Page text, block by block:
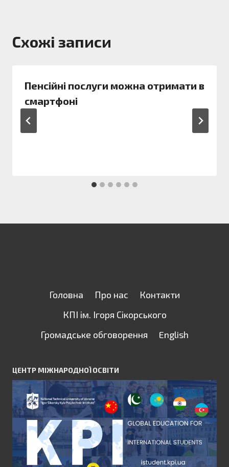
Схожі записи
Пенсійні послуги можна отримати в
смартфоні
Головна Про нас
Контакти
КПІ ім. Ігоря Сікорського
Громадське обговорення
English
ЦЕНТР МІЖНАРОДНОЇ ОСВІТИ